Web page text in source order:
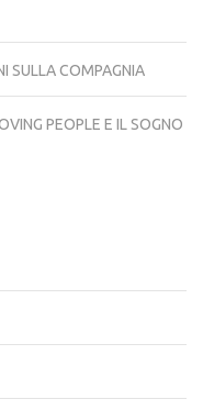
SULLA COMPAGNIA
PEOPLE E IL SOGNO